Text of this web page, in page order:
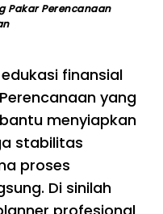
Pakar Perencanaan
finansial
yang
menyiapkan
stabilitas
proses
Di sinilah